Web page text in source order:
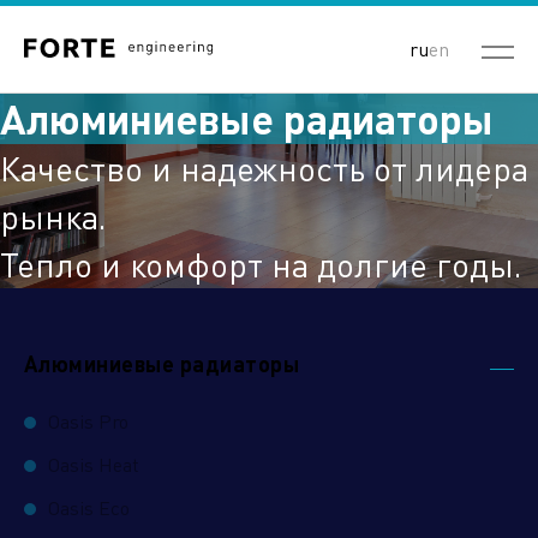
ruen
Алюминиевые радиаторы
Качество и надежность от лидера
рынка.
Тепло и комфорт на долгие годы.
Алюминиевые радиаторы